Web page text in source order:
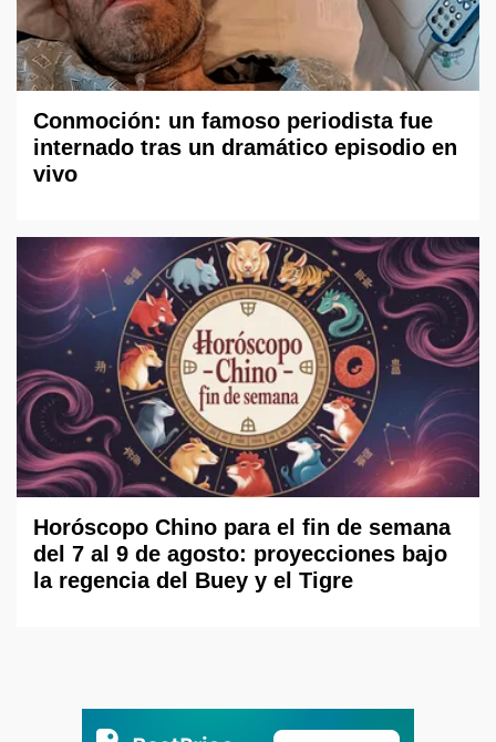
Conmoción: un famoso periodista fue
internado tras un dramático episodio en
vivo
Horóscopo Chino para el fin de semana
del 7 al 9 de agosto: proyecciones bajo
la regencia del Buey y el Tigre